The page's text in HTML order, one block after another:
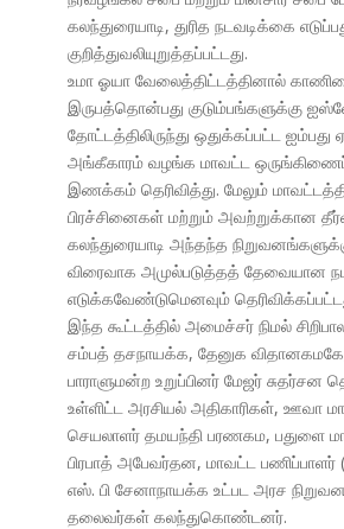
கலந்துரையாடி, துரித நடவடிக்கை
குறித்துவலியுறுத்தப்பட்டது.
உமா ஓயா வேலைத்திட்டத்தினால்
இருபத்தொன்பது குடும்பங்களுக்கு
தோட்டத்திலிருந்து ஒதுக்கப்பட்ட ஐம்பது
அங்கீகாரம் வழங்க மாவட்ட
இணக்கம் தெரிவித்து. மேலும்
பிரச்சினைகள் மற்றும் அவற்றுக்கான
கலந்துரையாடி அந்தந்த
விரைவாக அமுல்படுத்தத் தேவையான
எடுக்கவேண்டுமெனவும்
இந்த கூட்டத்தில் அமைச்சர் நிமல்
சம்பத் தசநாயக்க, தேனுக
பாராளுமன்ற உறுப்பினர் மேஜர் சுதர்சன
உள்ளிட்ட அரசியல் அதிகாரிகள், ஊவா
செயலாளர் தமயந்தி பரணகம, பதுளை
பிரபாத் அபேவர்தன, மாவட்ட பணிப்பாளர்
எஸ். பி சேனாநாயக்க உட்பட அரச
தலைவர்கள் கலந்துகொண்டனர்.